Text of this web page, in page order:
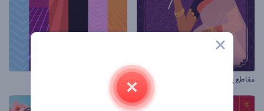
مقاطع يوم استقلال الهند شعار فترة الثمانينات المرح